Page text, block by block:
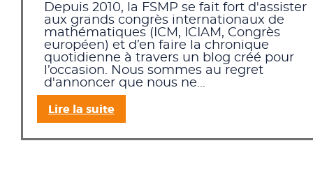
Depuis 2010, la FSMP se fait fort d'assister
aux grands congrès internationaux de
mathématiques (ICM, ICIAM, Congrès
européen) et d’en faire la chronique
quotidienne à travers un blog créé pour
l’occasion. Nous sommes au regret
d'annoncer que nous ne...
Lire la suite